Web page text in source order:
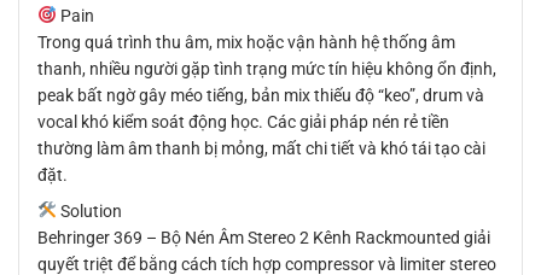
Pain
Trong quá trình thu âm, mix hoặc vận hành hệ thống âm
thanh, nhiều người gặp tình trạng mức tín hiệu không ổn định,
peak bất ngờ gây méo tiếng, bản mix thiếu độ “keo”, drum và
vocal khó kiểm soát động học. Các giải pháp nén rẻ tiền
thường làm âm thanh bị mỏng, mất chi tiết và khó tái tạo cài
đặt.
Solution
Behringer 369 – Bộ Nén Âm Stereo 2 Kênh Rackmounted giải
quyết triệt để bằng cách tích hợp compressor và limiter stereo